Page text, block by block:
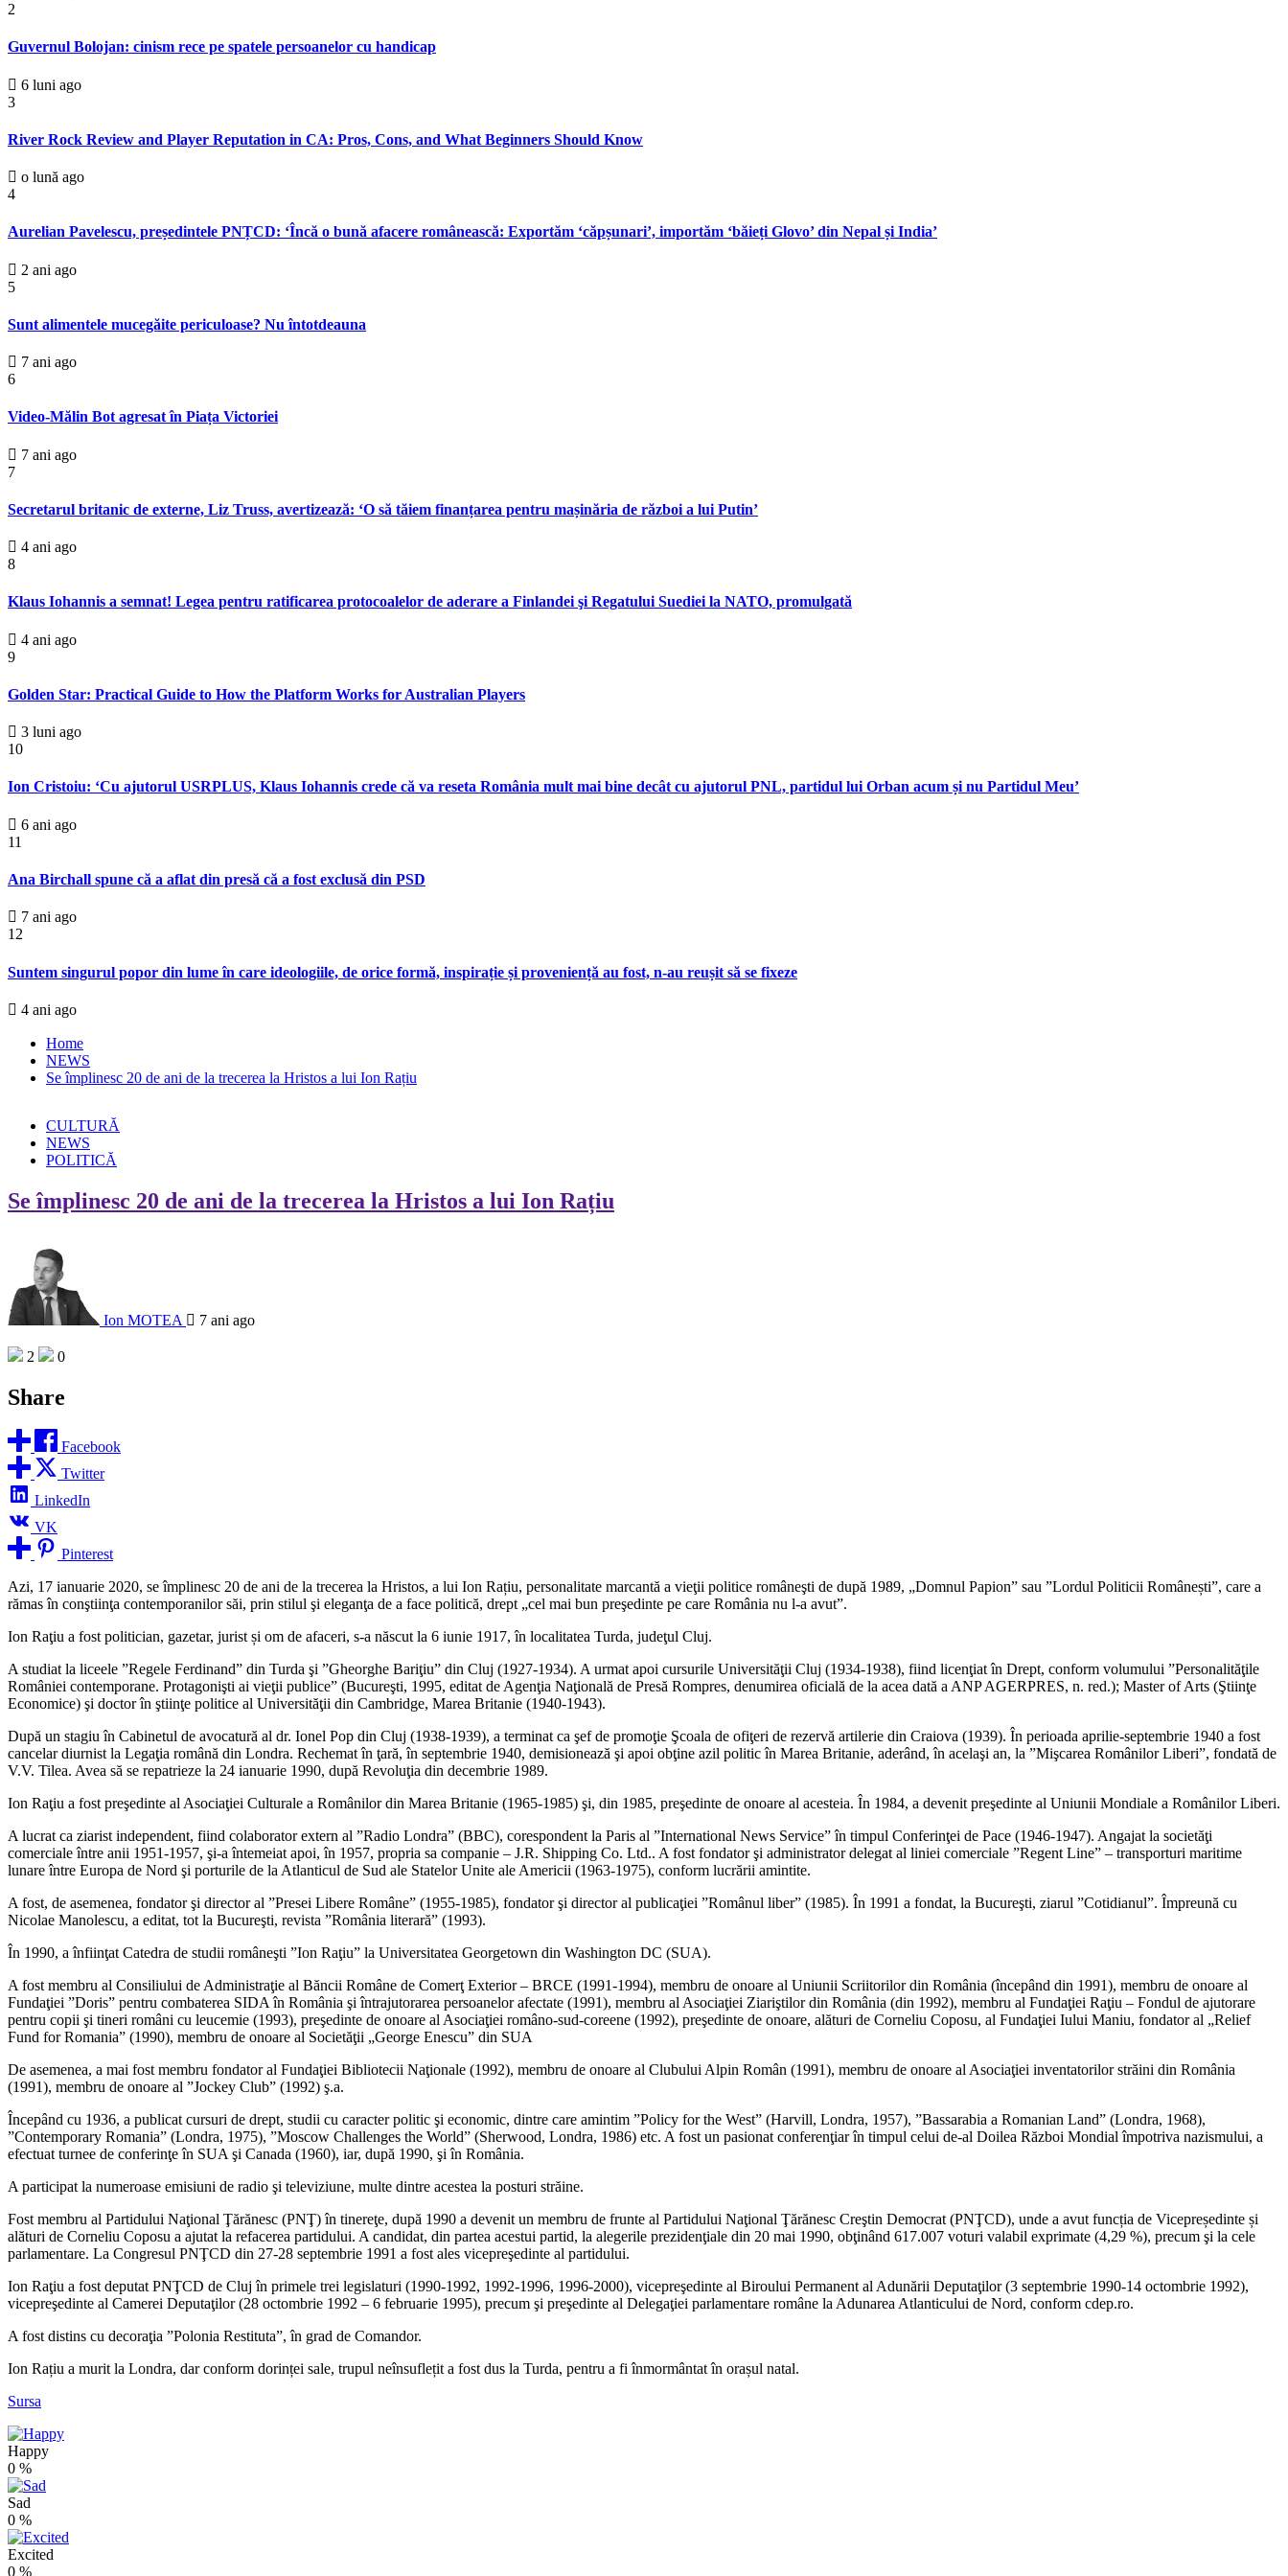
2
Guvernul Bolojan: cinism rece pe spatele persoanelor cu handicap
6 luni ago
3
River Rock Review and Player Reputation in CA: Pros, Cons, and What Beginners Should Know
o lună ago
4
Aurelian Pavelescu, președintele PNȚCD: ‘Încă o bună afacere românească: Exportăm ‘căpșunari’, importăm ‘băieți Glovo’ din Nepal și India’
2 ani ago
5
Sunt alimentele mucegăite periculoase? Nu întotdeauna
7 ani ago
6
Video-Mălin Bot agresat în Piața Victoriei
7 ani ago
7
Secretarul britanic de externe, Liz Truss, avertizează: ‘O să tăiem finanțarea pentru mașinăria de război a lui Putin’
4 ani ago
8
Klaus Iohannis a semnat! Legea pentru ratificarea protocoalelor de aderare a Finlandei şi Regatului Suediei la NATO, promulgată
4 ani ago
9
Golden Star: Practical Guide to How the Platform Works for Australian Players
3 luni ago
10
Ion Cristoiu: ‘Cu ajutorul USRPLUS, Klaus Iohannis crede că va reseta România mult mai bine decât cu ajutorul PNL, partidul lui Orban acum și nu Partidul Meu’
6 ani ago
11
Ana Birchall spune că a aflat din presă că a fost exclusă din PSD
7 ani ago
12
Suntem singurul popor din lume în care ideologiile, de orice formă, inspirație și proveniență au fost, n-au reușit să se fixeze
4 ani ago
Home
NEWS
Se împlinesc 20 de ani de la trecerea la Hristos a lui Ion Rațiu
CULTURĂ
NEWS
POLITICĂ
Se împlinesc 20 de ani de la trecerea la Hristos a lui Ion Rațiu
Ion MOTEA 7 ani ago
2 0
Share
Facebook
Twitter
LinkedIn
VK
Pinterest
Azi, 17 ianuarie 2020, se împlinesc 20 de ani de la trecerea la Hristos, a lui Ion Rațiu, personalitate marcantă a vieţii politice româneşti de după 1989, „Domnul Papion” sau ”Lordul Politicii Românești”, care a
rămas în conştiinţa contemporanilor săi, prin stilul şi eleganţa de a face politică, drept „cel mai bun preşedinte pe care România nu l-a avut”.
Ion Raţiu a fost politician, gazetar, jurist și om de afaceri, s-a născut la 6 iunie 1917, în localitatea Turda, judeţul Cluj.
A studiat la liceele ”Regele Ferdinand” din Turda şi ”Gheorghe Bariţiu” din Cluj (1927-1934). A urmat apoi cursurile Universităţii Cluj (1934-1938), fiind licenţiat în Drept, conform volumului ”Personalităţile
României contemporane. Protagonişti ai vieţii publice” (Bucureşti, 1995, editat de Agenţia Naţională de Presă Rompres, denumirea oficială de la acea dată a ANP AGERPRES, n. red.); Master of Arts (Ştiinţe
Economice) şi doctor în ştiinţe politice al Universităţii din Cambridge, Marea Britanie (1940-1943).
După un stagiu în Cabinetul de avocatură al dr. Ionel Pop din Cluj (1938-1939), a terminat ca şef de promoţie Şcoala de ofiţeri de rezervă artilerie din Craiova (1939). În perioada aprilie-septembrie 1940 a fost
cancelar diurnist la Legaţia română din Londra. Rechemat în ţară, în septembrie 1940, demisionează şi apoi obţine azil politic în Marea Britanie, aderând, în acelaşi an, la ”Mişcarea Românilor Liberi”, fondată de
V.V. Tilea. Avea să se repatrieze la 24 ianuarie 1990, după Revoluţia din decembrie 1989.
Ion Raţiu a fost preşedinte al Asociaţiei Culturale a Românilor din Marea Britanie (1965-1985) şi, din 1985, preşedinte de onoare al acesteia. În 1984, a devenit preşedinte al Uniunii Mondiale a Românilor Liberi.
A lucrat ca ziarist independent, fiind colaborator extern al ”Radio Londra” (BBC), corespondent la Paris al ”International News Service” în timpul Conferinţei de Pace (1946-1947). Angajat la societăţi
comerciale între anii 1951-1957, şi-a întemeiat apoi, în 1957, propria sa companie – J.R. Shipping Co. Ltd.. A fost fondator şi administrator delegat al liniei comerciale ”Regent Line” – transporturi maritime
lunare între Europa de Nord şi porturile de la Atlanticul de Sud ale Statelor Unite ale Americii (1963-1975), conform lucrării amintite.
A fost, de asemenea, fondator şi director al ”Presei Libere Române” (1955-1985), fondator şi director al publicaţiei ”Românul liber” (1985). În 1991 a fondat, la Bucureşti, ziarul ”Cotidianul”. Împreună cu
Nicolae Manolescu, a editat, tot la Bucureşti, revista ”România literară” (1993).
În 1990, a înfiinţat Catedra de studii româneşti ”Ion Raţiu” la Universitatea Georgetown din Washington DC (SUA).
A fost membru al Consiliului de Administraţie al Băncii Române de Comerţ Exterior – BRCE (1991-1994), membru de onoare al Uniunii Scriitorilor din România (începând din 1991), membru de onoare al
Fundaţiei ”Doris” pentru combaterea SIDA în România şi întrajutorarea persoanelor afectate (1991), membru al Asociaţiei Ziariştilor din România (din 1992), membru al Fundaţiei Raţiu – Fondul de ajutorare
pentru copii şi tineri români cu leucemie (1993), preşedinte de onoare al Asociaţiei româno-sud-coreene (1992), preşedinte de onoare, alături de Corneliu Coposu, al Fundaţiei Iului Maniu, fondator al „Relief
Fund for Romania” (1990), membru de onoare al Societăţii „George Enescu” din SUA
De asemenea, a mai fost membru fondator al Fundaţiei Bibliotecii Naţionale (1992), membru de onoare al Clubului Alpin Român (1991), membru de onoare al Asociaţiei inventatorilor străini din România
(1991), membru de onoare al ”Jockey Club” (1992) ş.a.
Începând cu 1936, a publicat cursuri de drept, studii cu caracter politic şi economic, dintre care amintim ”Policy for the West” (Harvill, Londra, 1957), ”Bassarabia a Romanian Land” (Londra, 1968),
”Contemporary Romania” (Londra, 1975), ”Moscow Challenges the World” (Sherwood, Londra, 1986) etc. A fost un pasionat conferenţiar în timpul celui de-al Doilea Război Mondial împotriva nazismului, a
efectuat turnee de conferinţe în SUA şi Canada (1960), iar, după 1990, şi în România.
A participat la numeroase emisiuni de radio şi televiziune, multe dintre acestea la posturi străine.
Fost membru al Partidului Naţional Ţărănesc (PNŢ) în tinereţe, după 1990 a devenit un membru de frunte al Partidului Naţional Ţărănesc Creştin Democrat (PNŢCD), unde a avut funcția de Vicepreședinte și
alături de Corneliu Coposu a ajutat la refacerea partidului. A candidat, din partea acestui partid, la alegerile prezidenţiale din 20 mai 1990, obţinând 617.007 voturi valabil exprimate (4,29 %), precum şi la cele
parlamentare. La Congresul PNŢCD din 27-28 septembrie 1991 a fost ales vicepreşedinte al partidului.
Ion Raţiu a fost deputat PNŢCD de Cluj în primele trei legislaturi (1990-1992, 1992-1996, 1996-2000), vicepreşedinte al Biroului Permanent al Adunării Deputaţilor (3 septembrie 1990-14 octombrie 1992),
vicepreşedinte al Camerei Deputaţilor (28 octombrie 1992 – 6 februarie 1995), precum şi preşedinte al Delegaţiei parlamentare române la Adunarea Atlanticului de Nord, conform cdep.ro.
A fost distins cu decoraţia ”Polonia Restituta”, în grad de Comandor.
Ion Rațiu a murit la Londra, dar conform dorinței sale, trupul neînsuflețit a fost dus la Turda, pentru a fi înmormântat în orașul natal.
Sursa
Happy
0 %
Sad
0 %
Excited
0 %